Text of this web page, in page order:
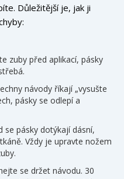
Důležitější je, jak ji
zuby před aplikací, pásky
návody říkají „vysušte
pásky se odlepí a
se pásky dotýkají dásní,
Vždy je upravte nožem
se držet návodu. 30